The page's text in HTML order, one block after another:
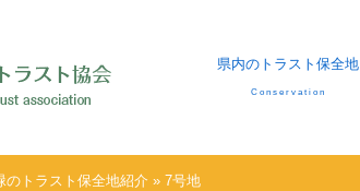
県内のトラスト保全地
Conservation
のトラスト保全地紹介 » 7号地